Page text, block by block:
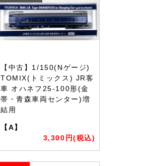
【中古】1/150(Nゲージ)
TOMIX(トミックス) JR客
車 オハネフ25-100形(金
帯・青森車両センター)増
結用
【A】
3,300円(税込)